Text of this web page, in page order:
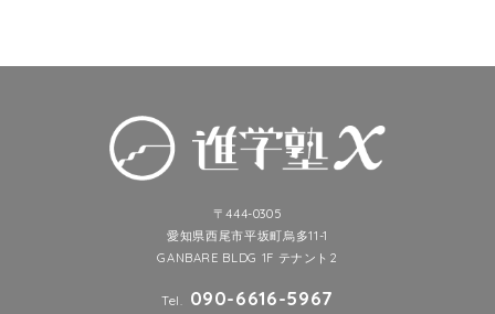
〒444-0305
愛知県西尾市平坂町烏多11-1
GANBARE BLDG 1F テナント2
Tel. 090-6616-5967